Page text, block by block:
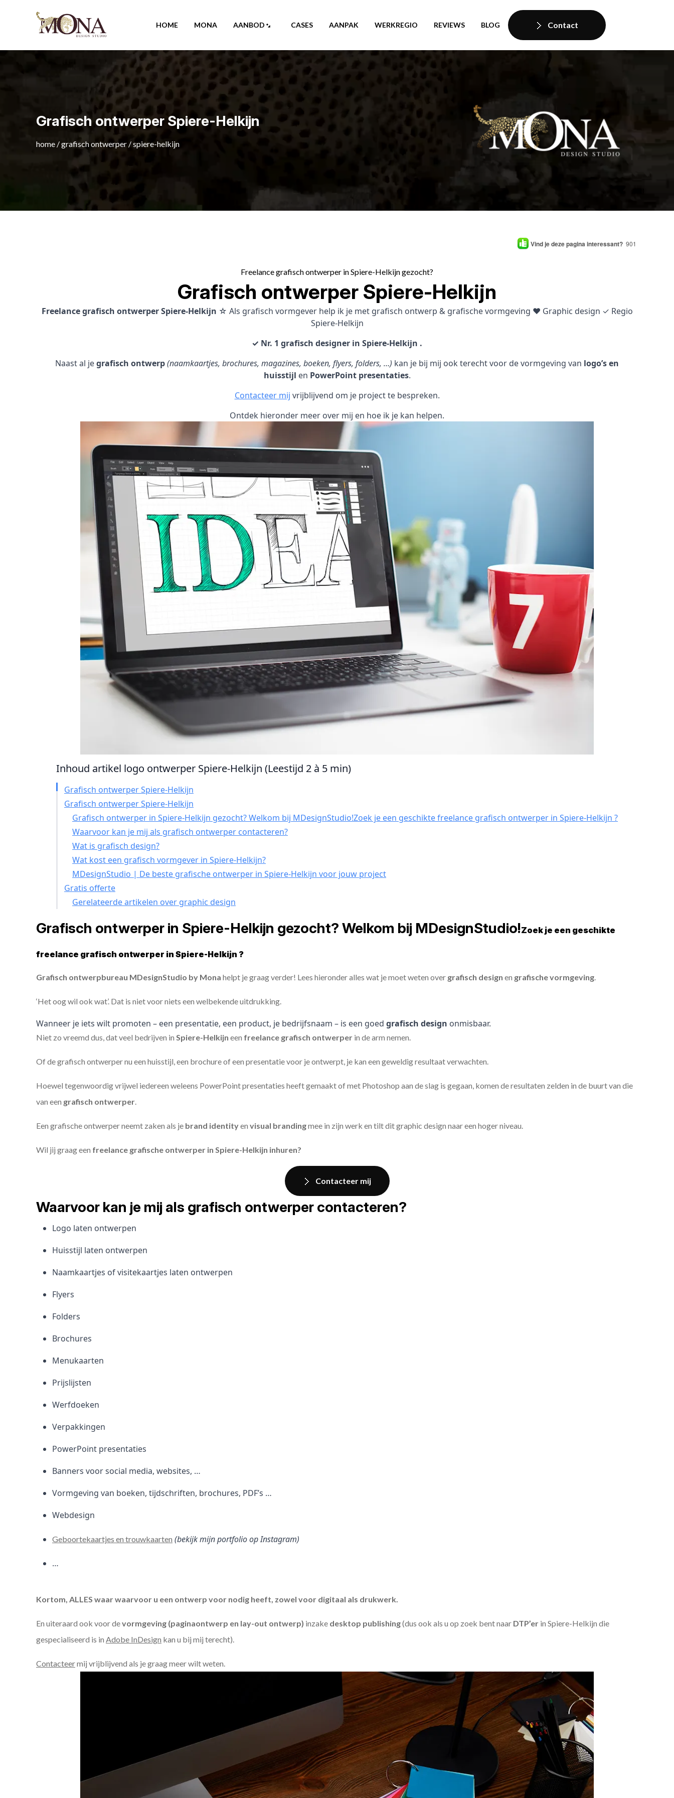
HOME MONA AANBOD CASES AANPAK WERKREGIO REVIEWS BLOG Contact
Grafisch ontwerper Spiere-Helkijn
home /grafisch ontwerper /spiere-helkijn
Vind je deze pagina interessant? 901
Freelance grafisch ontwerper in Spiere-Helkijn gezocht?
Grafisch ontwerper Spiere-Helkijn
Freelance grafisch ontwerper Spiere-Helkijn ☆ Als grafisch vormgever help ik je met grafisch ontwerp & grafische vormgeving ♥ Graphic design ✓ Regio
Spiere-Helkijn
✓ Nr. 1 grafisch designer in Spiere-Helkijn .
Naast al jegrafisch ontwerp(naamkaartjes, brochures, magazines, boeken, flyers, folders, …) kan je bij mij ook terecht voor de vormgeving van logo’s en
huisstijl en PowerPoint presentaties.
Contacteer mij vrijblijvend om je project te bespreken.
Ontdek hieronder meer over mij en hoe ik je kan helpen.
Inhoud artikel logo ontwerper Spiere-Helkijn (Leestijd 2 à 5 min)
Grafisch ontwerper Spiere-Helkijn
Grafisch ontwerper Spiere-Helkijn
Grafisch ontwerper in Spiere-Helkijn gezocht? Welkom bij MDesignStudio!Zoek je een geschikte freelance grafisch ontwerper in Spiere-Helkijn ?
Waarvoor kan je mij als grafisch ontwerper contacteren?
Wat is grafisch design?
Wat kost een grafisch vormgever in Spiere-Helkijn?
MDesignStudio | De beste grafische ontwerper in Spiere-Helkijn voor jouw project
Gratis offerte
Gerelateerde artikelen over graphic design
Grafisch ontwerper in Spiere-Helkijn gezocht? Welkom bij MDesignStudio!Zoek je een geschikte
freelance grafisch ontwerper in Spiere-Helkijn ?
Grafisch ontwerpbureau MDesignStudio by Mona helpt je graag verder! Lees hieronder alles wat je moet weten over grafisch design en grafische vormgeving.
‘Het oog wil ook wat’. Dat is niet voor niets een welbekende uitdrukking.
Wanneer je iets wilt promoten – een presentatie, een product, je bedrijfsnaam – is een goed grafisch design onmisbaar.
Niet zo vreemd dus, dat veel bedrijven in Spiere-Helkijn een freelance grafisch ontwerper in de arm nemen.
Of de grafisch ontwerper nu een huisstijl, een brochure of een presentatie voor je ontwerpt, je kan een geweldig resultaat verwachten.
Hoewel tegenwoordig vrijwel iedereen weleens PowerPoint presentaties heeft gemaakt of met Photoshop aan de slag is gegaan, komen de resultaten zelden in de buurt van die
van een grafisch ontwerper.
Een grafische ontwerper neemt zaken als je brand identityen visual brandingmee in zijn werk en tilt dit graphic design naar een hoger niveau.
Wil jij graag een freelance grafische ontwerper in Spiere-Helkijn inhuren?
Contacteer mij
Waarvoor kan je mij als grafisch ontwerper contacteren?
Logo laten ontwerpen
Huisstijl laten ontwerpen
Naamkaartjes of visitekaartjes laten ontwerpen
Flyers
Folders
Brochures
Menukaarten
Prijslijsten
Werfdoeken
Verpakkingen
PowerPoint presentaties
Banners voor social media, websites, …
Vormgeving van boeken, tijdschriften, brochures, PDF’s …
Webdesign
Geboortekaartjes en trouwkaarten (bekijk mijn portfolio op Instagram)
…
Kortom, ALLES waar waarvoor u een ontwerp voor nodig heeft, zowel voor digitaal als drukwerk.
En uiteraard ook voor devormgeving (paginaontwerp en lay-out ontwerp) inzake desktop publishing(dus ook als u op zoek bent naar DTP’er in Spiere-Helkijn die
gespecialiseerd is in Adobe InDesign kan u bij mij terecht).
Contacteermij vrijblijvend als je graag meer wilt weten.